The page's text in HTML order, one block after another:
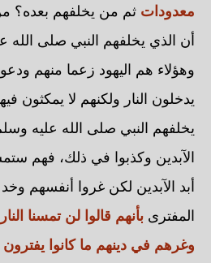
معدودات ثم من يخلفهم بعده؟
أن الذي يخلفهم النبي صلى الله
وهؤلاء هم اليهود زعما منهم
يدخلون النار ولكنهم لا يمكثون
يخلفهم النبي صلى الله عليه
الآبدين وكذبوا في ذلك، فهم
أبد الآبدين لكن غروا أنفسهم
المفترى بأنهم قالوا لن تمسنا
وغرهم في دينهم ما كانوا يفترون